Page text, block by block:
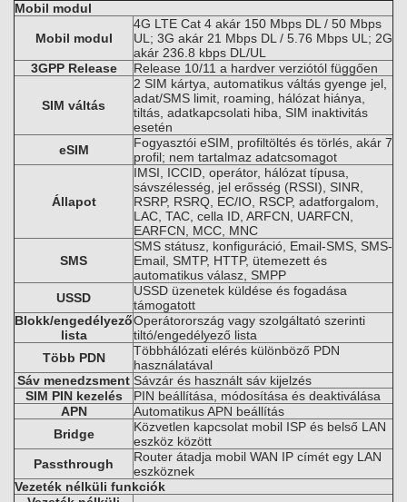
Mobil modul
Mobil modul
4G LTE Cat 4 akár 150 Mbps DL / 50 Mbps
UL; 3G akár 21 Mbps DL / 5.76 Mbps UL; 2G
akár 236.8 kbps DL/UL
3GPP Release
Release 10/11 a hardver verziótól függően
SIM váltás
2 SIM kártya, automatikus váltás gyenge jel,
adat/SMS limit, roaming, hálózat hiánya,
tiltás, adatkapcsolati hiba, SIM inaktivitás
esetén
eSIM
Fogyasztói eSIM, profiltöltés és törlés, akár 7
profil; nem tartalmaz adatcsomagot
Állapot
IMSI, ICCID, operátor, hálózat típusa,
sávszélesség, jel erősség (RSSI), SINR,
RSRP, RSRQ, EC/IO, RSCP, adatforgalom,
LAC, TAC, cella ID, ARFCN, UARFCN,
EARFCN, MCC, MNC
SMS
SMS státusz, konfiguráció, Email-SMS, SMS-
Email, SMTP, HTTP, ütemezett és
automatikus válasz, SMPP
USSD
USSD üzenetek küldése és fogadása
támogatott
Blokk/engedélyező
lista
Operátorország vagy szolgáltató szerinti
tiltó/engedélyező lista
Több PDN
Többhálózati elérés különböző PDN
használatával
Sáv menedzsment Sávzár és használt sáv kijelzés
SIM PIN kezelés
PIN beállítása, módosítása és deaktiválása
APN
Automatikus APN beállítás
Bridge
Közvetlen kapcsolat mobil ISP és belső LAN
eszköz között
Passthrough
Router átadja mobil WAN IP címét egy LAN
eszköznek
Vezeték nélküli funkciók